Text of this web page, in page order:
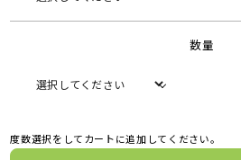
数量
度数選択をしてカートに追加してください。